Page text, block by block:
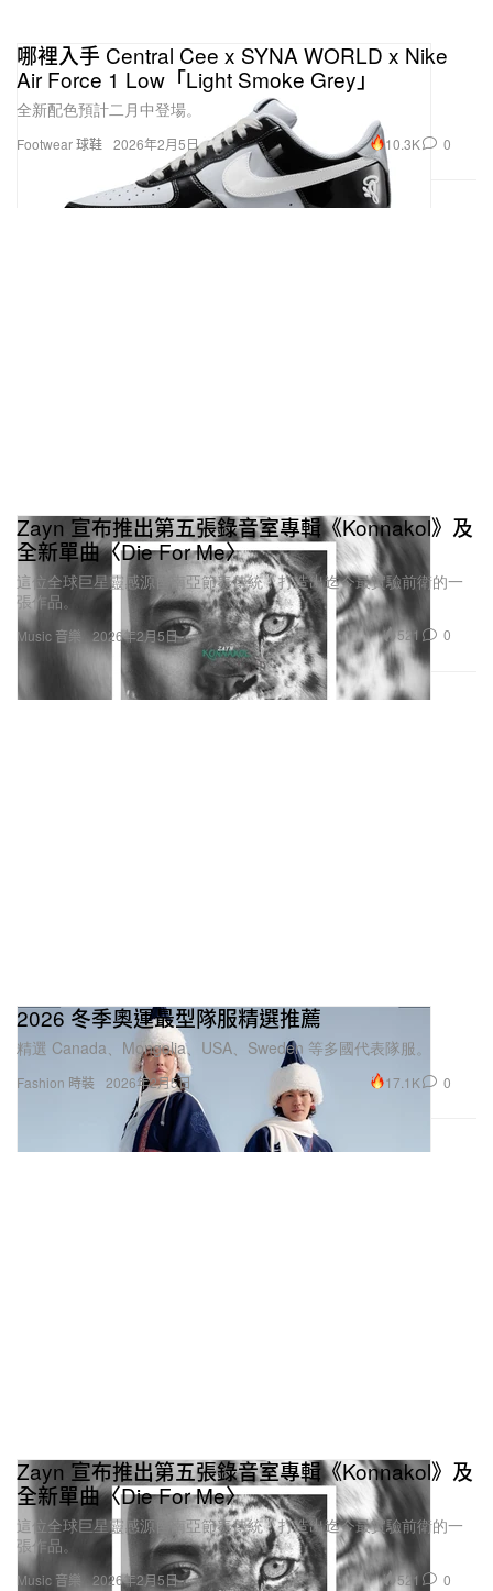
Footwear 球鞋
哪裡入手 Central Cee x SYNA WORLD x Nike
Air Force 1 Low「Light Smoke Grey」
全新配色預計二月中登場。
2026年2月5日 10.3K 0
Music 音樂
Zayn 宣布推出第五張錄音室專輯《Konnakol》及
全新單曲〈Die For Me〉
這位全球巨星靈感源自南亞節奏傳統，打造出迄今最實驗前衛的一
張作品。
2026年2月5日 521 0
Fashion 時裝
2026 冬季奧運最型隊服精選推薦
精選 Canada、Mongolia、USA、Sweden 等多國代表隊服。
2026年2月5日 17.1K 0
Music 音樂
Zayn 宣布推出第五張錄音室專輯《Konnakol》及
全新單曲〈Die For Me〉
這位全球巨星靈感源自南亞節奏傳統，打造出迄今最實驗前衛的一
張作品。
2026年2月5日 521 0